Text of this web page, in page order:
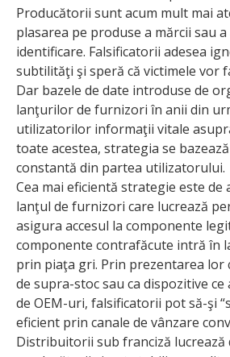
Producătorii sunt acum mult mai
plasarea pe produse a mărcii sau
identificare. Falsificatorii adesea
subtilităţi şi speră că victimele vor
Dar bazele de date introduse de
lanţurilor de furnizori în anii din
utilizatorilor informaţii vitale
toate acestea, strategia se
constantă din partea utilizatorului.
Cea mai eficientă strategie este de
lanţul de furnizori care lucrează
asigura accesul la componente
componente contrafăcute intră în
prin piaţa gri. Prin prezentarea lor
de supra-stoc sau ca dispozitive
de OEM-uri, falsificatorii pot să-şi
eficient prin canale de vânzare
Distribuitorii sub franciză lucrează